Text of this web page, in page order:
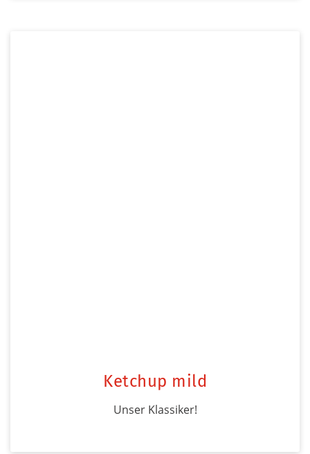
Ketchup mild
Unser Klassiker!